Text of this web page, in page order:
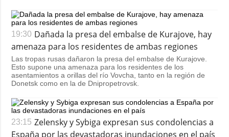
19:30 Dañada la presa del embalse de Kurajove, hay
amenaza para los residentes de ambas regiones
Las tropas rusas dañaron la presa del embalse de Kurajove.
Esto supone una amenaza para los residentes de los
asentamientos a orillas del río Vovcha, tanto en la región de
Donetsk como en la de Dnipropetrovsk.
23:15 Zelensky y Sybiga expresan sus condolencias a
España por las devastadoras inundaciones en el país